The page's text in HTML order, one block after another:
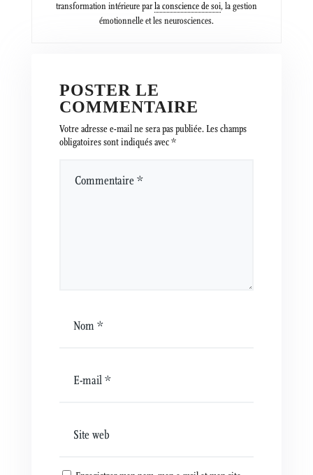
transformation intérieure parla conscience de soi, la gestion
émotionnelle et les neurosciences.
POSTER LE
COMMENTAIRE
Votre adresse e-mail ne sera pas publiée.Les champs
obligatoires sont indiqués avec*